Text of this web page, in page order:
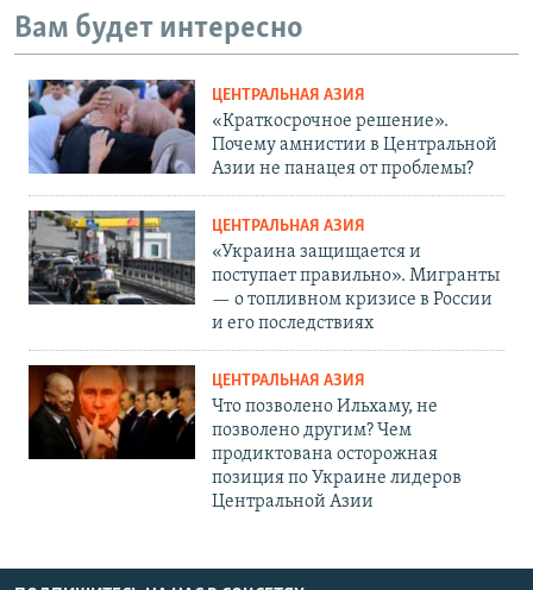
Вам будет интересно
ЦЕНТРАЛЬНАЯ АЗИЯ
«Краткосрочное решение».
Почему амнистии в Центральной
Азии не панацея от проблемы?
ЦЕНТРАЛЬНАЯ АЗИЯ
«Украина защищается и
поступает правильно». Мигранты
— о топливном кризисе в России
и его последствиях
ЦЕНТРАЛЬНАЯ АЗИЯ
Что позволено Ильхаму, не
позволено другим? Чем
продиктована осторожная
позиция по Украине лидеров
Центральной Азии